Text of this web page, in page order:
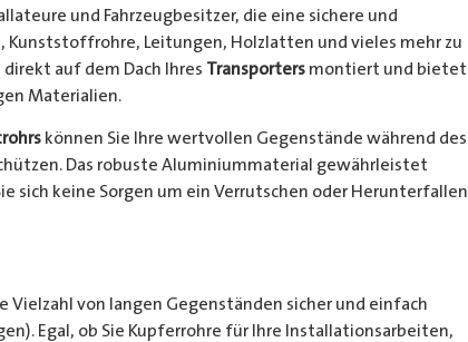
und Fahrzeugbesitzer, die eine sichere und
Kunststoffrohre, Leitungen, Holzlatten und vieles mehr zu
auf dem Dach Ihres Transportersmontiert und bietet
Materialien.
können Sie Ihre wertvollen Gegenstände während des
Das robuste Aluminiummaterial gewährleistet
sich keine Sorgen um ein Verrutschen oder Herunterfallen
Vielzahl von langen Gegenständen sicher und einfach
Egal, ob Sie Kupferrohre für Ihre Installationsarbeiten,